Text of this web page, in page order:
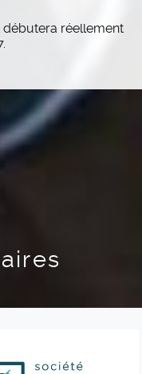
réellement